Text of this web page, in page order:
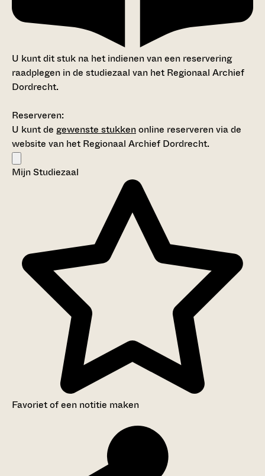
U kunt dit stuk na het indienen van een reservering
raadplegen in de studiezaal van het Regionaal Archief
Dordrecht.
Reserveren:
U kunt de gewenste stukkenonline reserveren via de
website van het Regionaal Archief Dordrecht.
Mijn Studiezaal
Favoriet of een notitie maken